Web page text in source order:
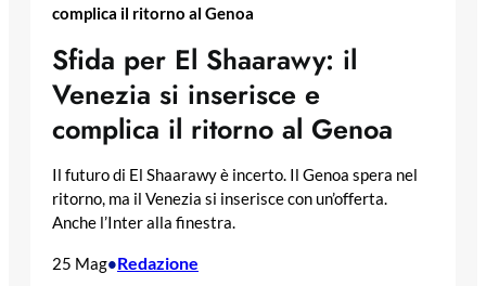
complica il ritorno al Genoa
Sfida per El Shaarawy: il
Venezia si inserisce e
complica il ritorno al Genoa
Il futuro di El Shaarawy è incerto. Il Genoa spera nel
ritorno, ma il Venezia si inserisce con un’offerta.
Anche l’Inter alla finestra.
25 Mag•Redazione